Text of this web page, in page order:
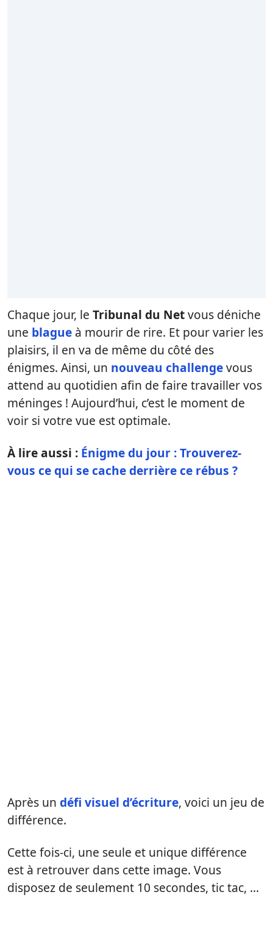
Chaque jour, le Tribunal du Netvous déniche
une blague à mourir de rire. Et pour varier les
plaisirs, il en va de même du côté des
énigmes. Ainsi, un nouveau challengevous
attend au quotidien afin de faire travailler vos
méninges ! Aujourd’hui, c’est le moment de
voir si votre vue est optimale.
À lire aussi : Énigme du jour : Trouverez-
vous ce qui se cache derrière ce rébus ?
Après un défi visuel d’écriture, voici un jeu de
différence.
Cette fois-ci, une seule et unique différence
est à retrouver dans cette image. Vous
disposez de seulement 10 secondes, tic tac, …